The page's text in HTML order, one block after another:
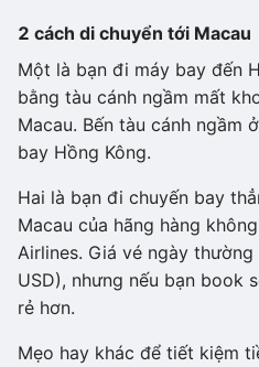
2 cách di chuyển tới Macau
Một là bạn đi máy bay đến
bằng tàu cánh ngầm mất
Macau. Bến tàu cánh ngầm
bay Hồng Kông.
Hai là bạn đi chuyến bay
Macau của hãng hàng
Airlines. Giá vé ngày
USD), nhưng nếu bạn book
rẻ hơn.
Mẹo hay khác để tiết kiệm